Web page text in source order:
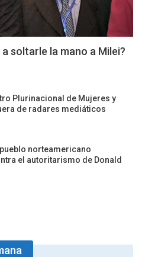
soltarle la mano a Milei?
Plurinacional de Mujeres y
de radares mediáticos
norteamericano
el autoritarismo de Donald